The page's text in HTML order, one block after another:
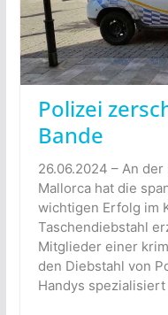
Polizei
Bande
26.06.2024 – An
Mallorca hat die
wichtigen Erfolg im
Taschendiebstahl
Mitglieder einer
den Diebstahl von
Handys